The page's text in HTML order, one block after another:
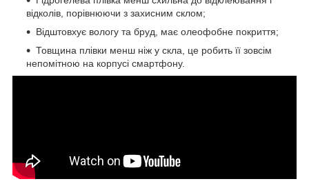
відколів, порівнюючи з захисним склом;
Відштовхує вологу та бруд, має олеофобне покриття;
Товщина плівки менш ніж у скла, це робить її зовсім
непомітною на корпусі смартфону.